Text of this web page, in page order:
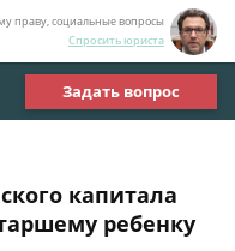
праву, социальные вопросы
Спросить юриста
Задать вопрос
капитала
ребенку